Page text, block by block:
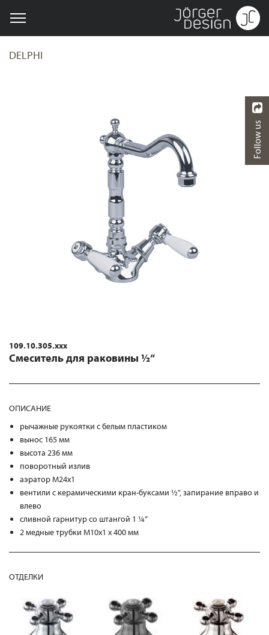
DELPHI
109.10.305.xxx
Смеситель для раковины ½“
ОПИСАНИЕ
рычажные рукоятки с белым пластиком
вынос 165 мм
высота 236 мм
поворотный излив
аэратор M24x1
вентили с керамическими кран-буксами ½", запирание вправо и
влево
сливной гарнитур со штангой 1 ¼“
2 медные трубки M10x1 x 400 мм
ОТДЕЛКИ
Follow us